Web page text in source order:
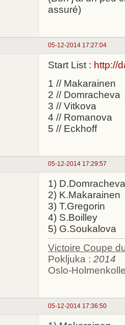
assuré)
05-12-2014 17:27:04
Start List : http://
1 // Makarainen
2 // Domracheva
3 // Vitkova
4 // Romanova
5 // Eckhoff
05-12-2014 17:29:57
1) D.Domracheva
2) K.Makarainen
3) T.Gregorin
4) S.Boilley
5) G.Soukalova
Victoire Coupe
Pokljuka : 2014
Oslo-
05-12-2014 17:36:50